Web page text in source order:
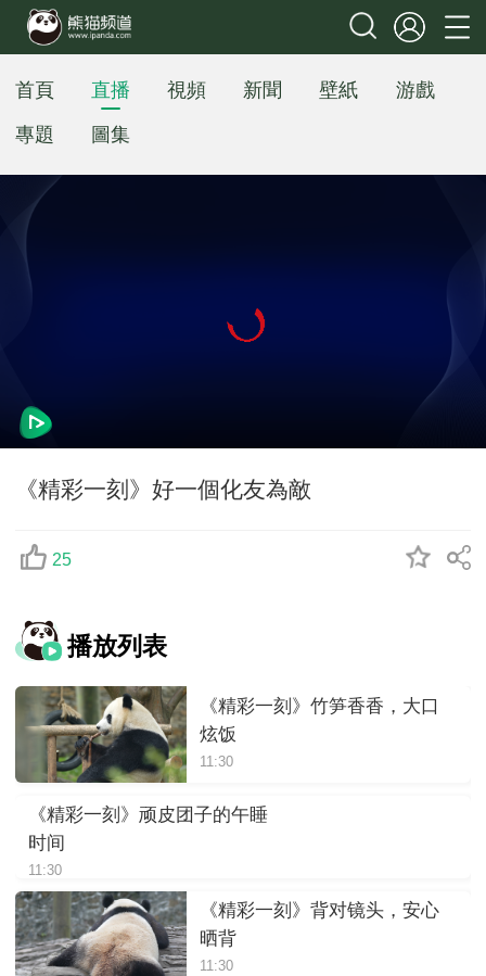
首頁 直播 視頻 新聞 壁紙
游戲
專題
圖集
《精彩一刻》好一個化友為敵
25
播放列表
《精彩一刻》竹笋香香，大口
炫饭
11:30
《精彩一刻》顽皮团子的午睡
时间
11:30
《精彩一刻》背对镜头，安心
晒背
11:30